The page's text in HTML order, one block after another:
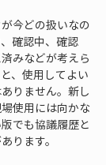
今どの扱いなの
確認中、確認
みなどが考えら
、使用してよい
りません。新し
使用には向かな
でも協議履歴と
ります。